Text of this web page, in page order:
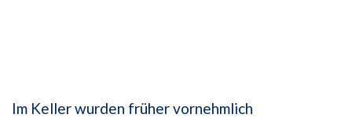
Im Keller wurden früher vornehmlich